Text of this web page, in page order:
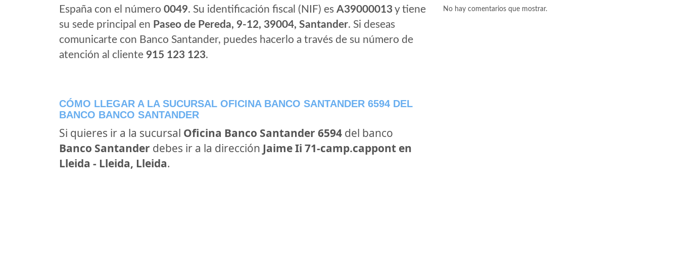
España con el número 0049. Su identificación fiscal (NIF) es A39000013y tiene
su sede principal en Paseo de Pereda, 9-12, 39004, Santander. Si deseas
comunicarte con Banco Santander, puedes hacerlo a través de su número de
atención al cliente 915 123 123.
CÓMO LLEGAR A LA SUCURSAL OFICINA BANCO SANTANDER 6594 DEL
BANCO BANCO SANTANDER
Si quieres ir a la sucursal Oficina Banco Santander 6594 del banco
Banco Santander debes ir a la dirección Jaime Ii 71-camp.cappont en
Lleida - Lleida, Lleida.
No hay comentarios que mostrar.